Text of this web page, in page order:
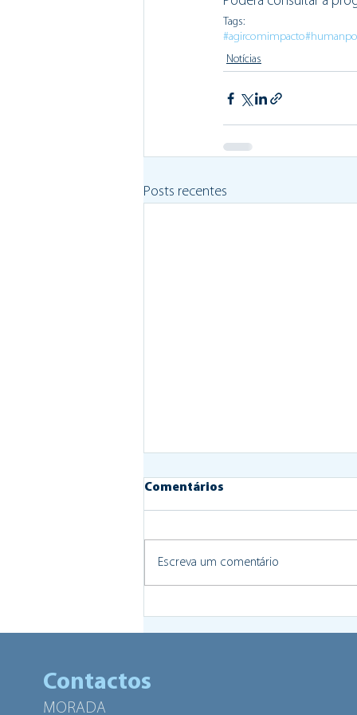
Tags:
#agircomimpacto
Notícias
Posts recentes
Comentários
Escreva um comentário
Contactos
MORADA